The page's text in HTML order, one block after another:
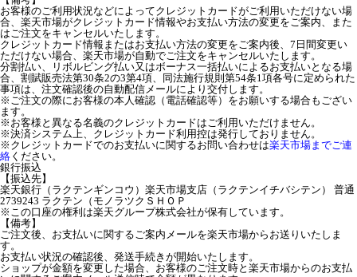
お客様のご利用状況などによってクレジットカードがご利用いただけない場
合、楽天市場がクレジットカード情報やお支払い方法の変更をご案内、また
はご注文をキャンセルいたします。
クレジットカード情報またはお支払い方法の変更をご案内後、7日間変更い
ただけない場合、楽天市場が自動でご注文をキャンセルいたします。
分割払い、リボルビング払い又はボーナス一括払いによるお支払いとなる場
合、割賦販売法第30条2の3第4項、同法施行規則第54条1項各号に定められた
事項は、注文確認後の自動配信メールにより交付します。
※ご注文の際にお客様の本人確認（電話確認等）をお願いする場合もござい
ます。
※お客様と異なる名義のクレジットカードはご利用いただけません。
※決済システム上、クレジットカード利用控は発行しておりません。
※クレジットカードでのお支払いに関するお問い合わせは楽天市場までご連
絡 ください。
銀行振込
【振込先】
楽天銀行（ラクテンギンコウ）楽天市場支店（ラクテンイチバシテン） 普通
2739243 ラクテン（モノラツクＳＨＯＰ
※この口座の権利は楽天グループ株式会社が保有しています。
【備考】
ご注文後、お支払いに関するご案内メールを楽天市場からお送りいたしま
す。
お支払い状況の確認後、発送手続きが開始いたします。
ショップが金額を変更した場合、お客様のご注文時と楽天市場からのお支払